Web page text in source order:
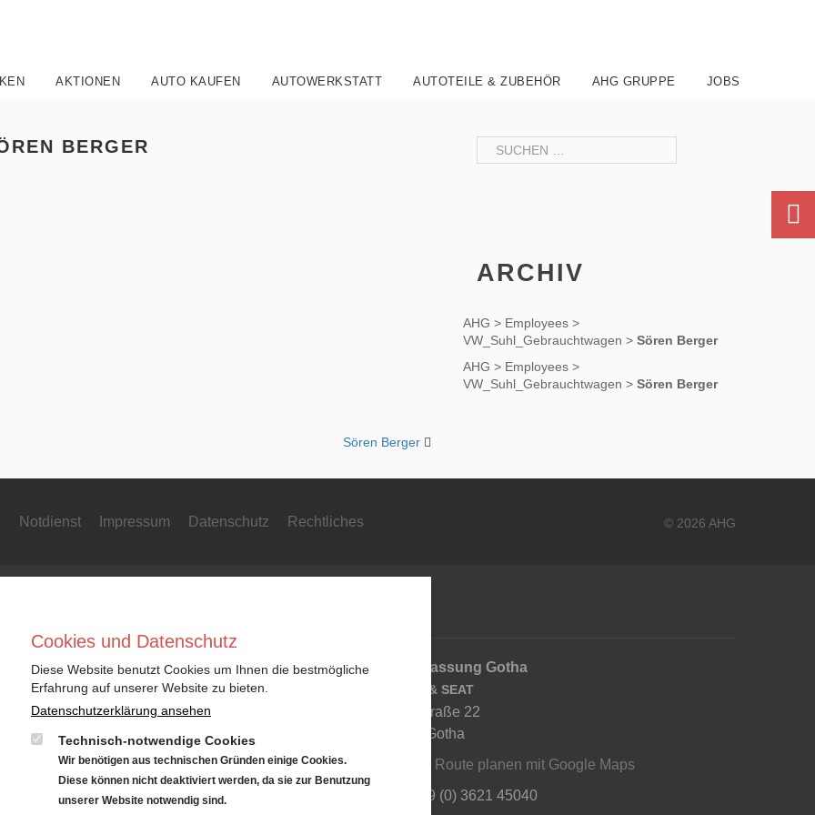
AKTIONEN AUTO KAUFEN AUTOWERKSTATT AUTOTEILE & ZUBEHÖR AHG GRUPPE JOBS
BERGER
Sören Berger
Suchen
nach:
ARCHIV
AHG > Employees >
VW_Suhl_Gebrauchtwagen > Sören Berger
AHG > Employees >
VW_Suhl_Gebrauchtwagen > Sören Berger
© 2026 AHG
Notdienst Impressum Datenschutz Rechtliches
Niederlassung Gotha
Audi
Cyrusstraße 22
99867 Gotha
Anfahrt:Route planen mit Google Maps
Tel.: +49 (0) 3621 45040
Niederlassung Gotha
CUPRA & SEAT
Cyrusstraße 22
99867 Gotha
Route planen mit Google Maps
Tel.: +49 (0) 3621 45040
Cookies und Datenschutz
Diese Website benutzt Cookies um Ihnen die bestmögliche
Erfahrung auf unserer Website zu bieten.
Datenschutzerklärung ansehen
Technisch-notwendige Cookies
Wir benötigen aus technischen Gründen einige Cookies.
Diese können nicht deaktiviert werden, da sie zur Benutzung
unserer Website notwendig sind.